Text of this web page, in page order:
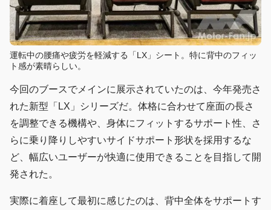
運転中の腰痛や疲労を軽減する「LX」シート。特に背中のフィッ
ト感が素晴らしい。
今回のブースでメインに展示されていたのは、今年発売さ
れた新型「LX」シリーズだ。体格に合わせて座面の長さ
を調整できる機構や、身体にフィットするサポート性、さ
らに乗り降りしやすいサイドサポート形状を採用するな
ど、幅広いユーザーが快適に使用できることを目指して開
発された。
実際に着座して最初に感じたのは、背中全体をサポートす